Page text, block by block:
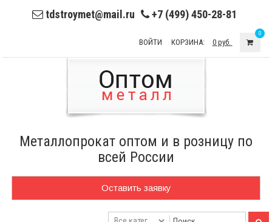
tdstroymet@mail.ru +7 (499) 450-28-81
ВОЙТИ КОРЗИНА: 0 руб.
0
Металлопрокат оптом и в розницу по
всей России
Оставить заявку